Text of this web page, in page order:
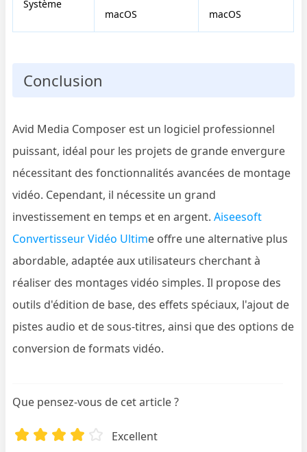
Système
macOS
macOS
Conclusion
Avid Media Composer est un logiciel professionnel
puissant, idéal pour les projets de grande envergure
nécessitant des fonctionnalités avancées de montage
vidéo. Cependant, il nécessite un grand
investissement en temps et en argent.Aiseesoft
Convertisseur Vidéo Ultime offre une alternative plus
abordable, adaptée aux utilisateurs cherchant à
réaliser des montages vidéo simples. Il propose des
outils d'édition de base, des effets spéciaux, l'ajout de
pistes audio et de sous-titres, ainsi que des options de
conversion de formats vidéo.
Que pensez-vous de cet article ?
Excellent